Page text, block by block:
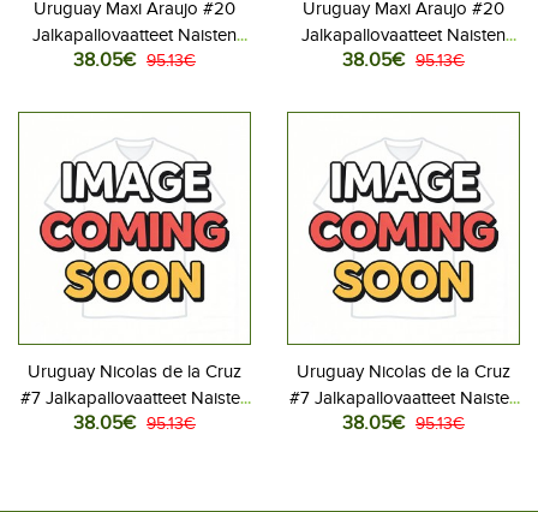
Uruguay Maxi Araujo #20
Jalkapallovaatteet Naisten
Kotipaita MM-kisat 2026
38.05€ 95.13€
Uruguay Maxi Araujo #20
Jalkapallovaatteet Naisten
Vieraspaita MM-kisat 2026
38.05€ 95.13€
Uruguay Nicolas de la Cruz
#7 Jalkapallovaatteet Naisten
Kotipaita MM-kisat 2026
38.05€ 95.13€
Uruguay Nicolas de la Cruz
#7 Jalkapallovaatteet Naisten
Vieraspaita MM-kisat 2026
38.05€ 95.13€